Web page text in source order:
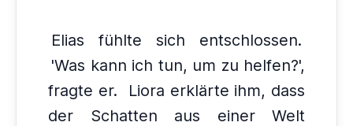
Elias fühlte sich entschlossen.
'Was kann ich tun, um zu helfen?',
fragte er.
Liora erklärte ihm, dass
der Schatten aus einer Welt